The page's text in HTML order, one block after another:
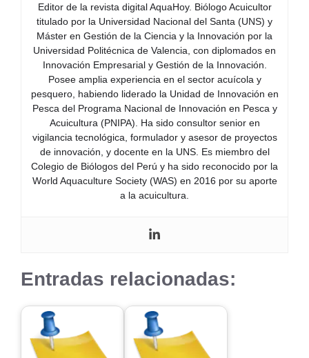
Editor de la revista digital AquaHoy. Biólogo Acuicultor
titulado por la Universidad Nacional del Santa (UNS) y
Máster en Gestión de la Ciencia y la Innovación por la
Universidad Politécnica de Valencia, con diplomados en
Innovación Empresarial y Gestión de la Innovación.
Posee amplia experiencia en el sector acuícola y
pesquero, habiendo liderado la Unidad de Innovación en
Pesca del Programa Nacional de Innovación en Pesca y
Acuicultura (PNIPA). Ha sido consultor senior en
vigilancia tecnológica, formulador y asesor de proyectos
de innovación, y docente en la UNS. Es miembro del
Colegio de Biólogos del Perú y ha sido reconocido por la
World Aquaculture Society (WAS) en 2016 por su aporte
a la acuicultura.
Entradas relacionadas: